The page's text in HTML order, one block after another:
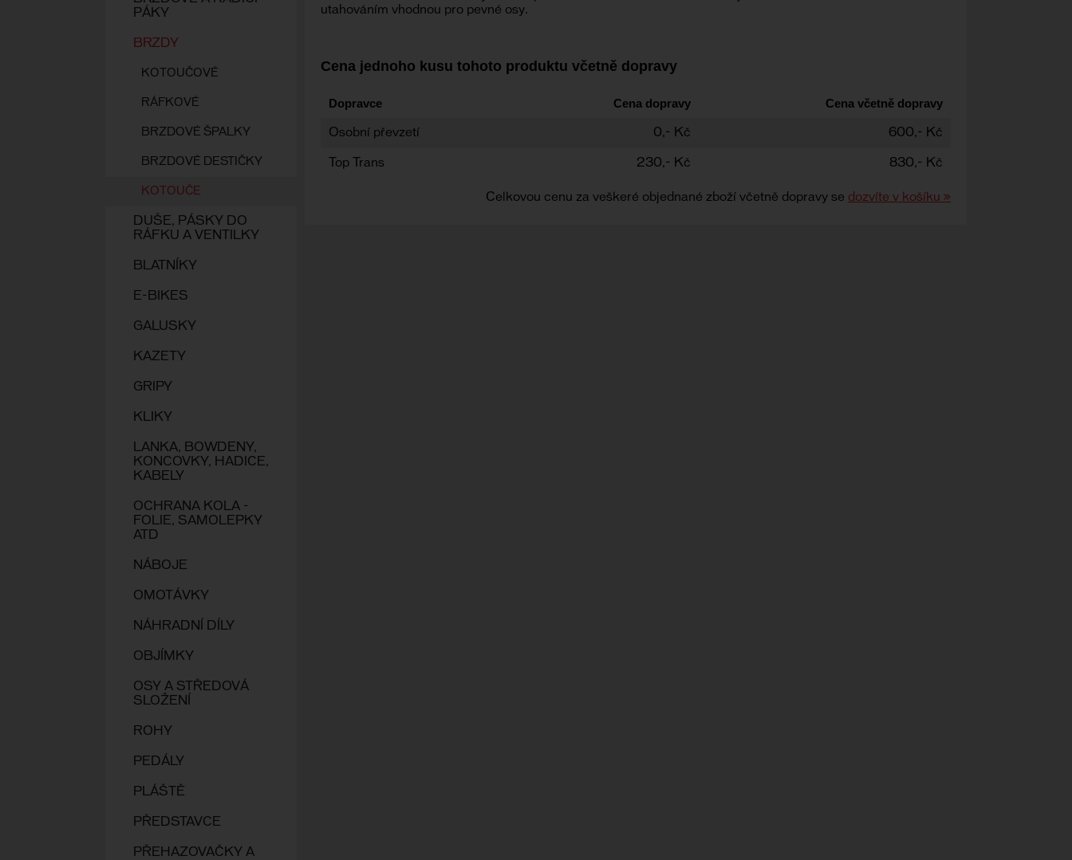
PÁKY
BRZDY
KOTOUČOVÉ
RÁFKOVÉ
BRZDOVÉ ŠPALKY
BRZDOVÉ DESTIČKY
KOTOUČE
DUŠE, PÁSKY DO
RÁFKU A VENTILKY
BLATNÍKY
E-BIKES
GALUSKY
KAZETY
GRIPY
KLIKY
LANKA, BOWDENY,
KONCOVKY, HADICE,
KABELY
OCHRANA KOLA -
FOLIE, SAMOLEPKY
ATD
NÁBOJE
OMOTÁVKY
NÁHRADNÍ DÍLY
OBJÍMKY
OSY A STŘEDOVÁ
SLOŽENÍ
ROHY
PEDÁLY
PLÁŠTĚ
PŘEDSTAVCE
PŘEHAZOVAČKY A
utahováním vhodnou pro pevné osy.
Cena jednoho kusu tohoto produktu včetně dopravy
Dopravce Cena dopravy Cena včetně dopravy
Osobní převzetí 0,- Kč 600,- Kč
Top Trans 230,- Kč 830,- Kč
Celkovou cenu za veškeré objednané zboží včetně dopravy se dozvíte v košíku »